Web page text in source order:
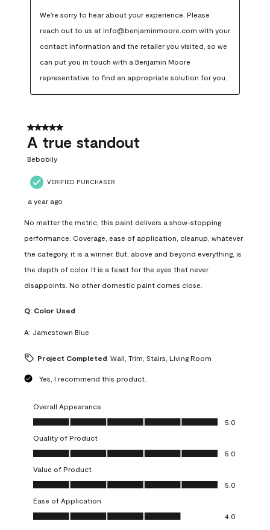
We're sorry to hear about your experience. Please
reach out to us at info@benjaminmoore.com with your
contact information and the retailer you visited, so we
can put you in touch with a Benjamin Moore
representative to find an appropriate solution for you.
5 out of 5 stars.
A true standout
Bebobily
VERIFIED PURCHASER
a year ago
No matter the metric, this paint delivers a show-stopping
performance. Coverage, ease of application, cleanup, whatever
the category, it is a winner. But, above and beyond everything, is
the depth of color. It is a feast for the eyes that never
disappoints. No other domestic paint comes close.
Q: Color Used
A: Jamestown Blue
Project Completed Wall, Trim, Stairs, Living Room
Yes, I recommend this product.
Overall Appearance
Overall Appearance, 5.0 out of 5
5.0
Quality of Product
Quality of Product, 5.0 out of 5
5.0
Value of Product
Value of Product, 5.0 out of 5
5.0
Ease of Application
Ease of Application, 4.0 out of 5
4.0